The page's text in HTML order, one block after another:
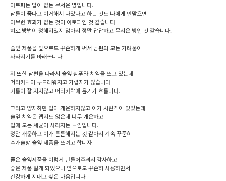
아토피는 답이 없는 무서운 병입니다.
남들이 좋다고 이거해서 나았다고 하는 것도 나에게 안맞으면
아무런 효과가 없는 것이 아토피인 것 같습니다
치료 방법이 정해져있지 않아서 정말 답답하고 무서운 병인 것 같습니다.
솔잎 제품을 앞으로도 꾸준하게 써서 남편의 모든 가려움이
사라지기를 바래봅니다
저 또한 남편을 따라서 솔잎 샴푸와 치약을 쓰고 있는데
머리카락이 부드러워지고 가렵지가 않습니다
기름이 잘 지지않고 머리카락에 윤기가 흐릅니다.
그리고 양치하면 입이 개운하지않고 이가 시린적이 있었는데
솔잎 치약은 맵지도 않은데 너무 개운하고
입에 모든 세균이 사라지는 느낌입니다.
정말 개운하고 이가 튼튼해지는 것 같아서 계속 꾸준히
수가솔방 솔잎 제품을 쓰려고 합니자
좋은 솔잎제품을 이렇게 만들어주셔서 감사하고
좋은 제품 알게 되었으니 앞으로도 꾸준히 사용하면서
건강하게 지내고 싶은 마음입니다